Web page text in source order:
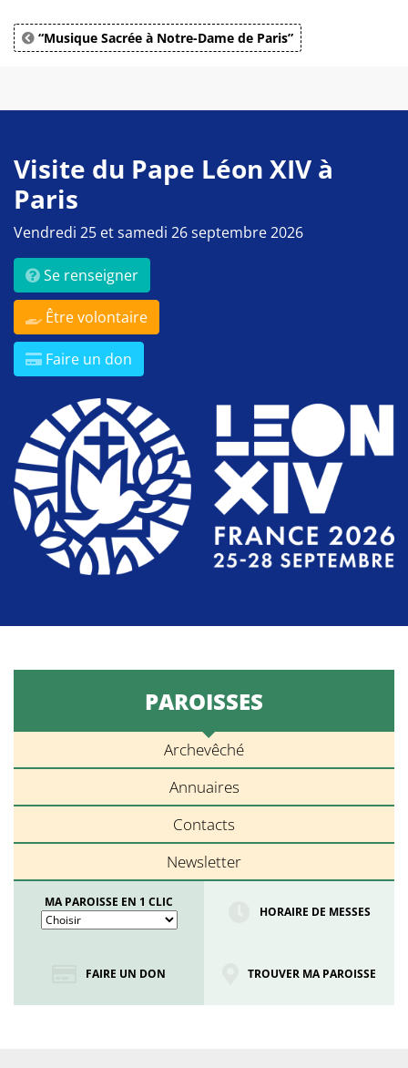
“Musique Sacrée à Notre-Dame de Paris”
Visite du Pape Léon XIV à
Paris
Vendredi 25 et samedi 26 septembre 2026
Se renseigner
Être volontaire
Faire un don
PAROISSES
Archevêché
Annuaires
Contacts
Newsletter
MA PAROISSE EN 1 CLIC
HORAIRE DE MESSES
FAIRE UN DON TROUVER MA PAROISSE